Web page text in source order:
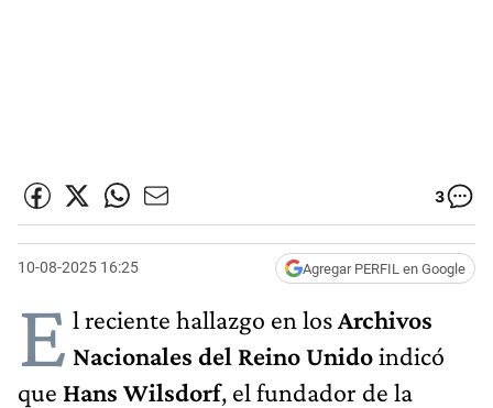
3
10-08-2025 16:25 Agregar PERFIL en Google
E l reciente hallazgo en losArchivos
Nacionales del Reino Unidoindicó
que Hans Wilsdorf, el fundador de la